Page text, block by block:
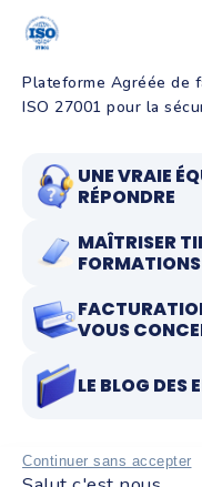
Continuer sans accepter
Plateforme Agréée de
ISO 27001 pour la
UNE VRAIE
RÉPONDRE
MAÎTRISER
VOUS
LE BLOG DES